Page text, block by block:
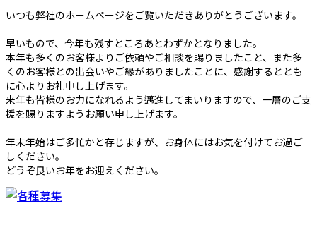
いつも弊社のホームページをご覧いただきありがとうございます。
早いもので、今年も残すところあとわずかとなりました。
本年も多くのお客様よりご依頼やご相談を賜りましたこと、また多
くのお客様との出会いやご縁がありましたことに、感謝するととも
に心よりお礼申し上げます。
来年も皆様のお力になれるよう邁進してまいりますので、一層のご支
援を賜りますようお願い申し上げます。
年末年始はご多忙かと存じますが、お身体にはお気を付けてお過ご
しください。
どうぞ良いお年をお迎えください。